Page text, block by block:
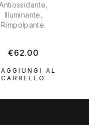
AGGIUNGI AL
CARRELLO
Antiossidante,
Illuminante,
Rimpolpante.
€62.00